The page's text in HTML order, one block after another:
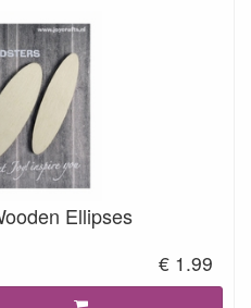
Ellipses
€ 1.99